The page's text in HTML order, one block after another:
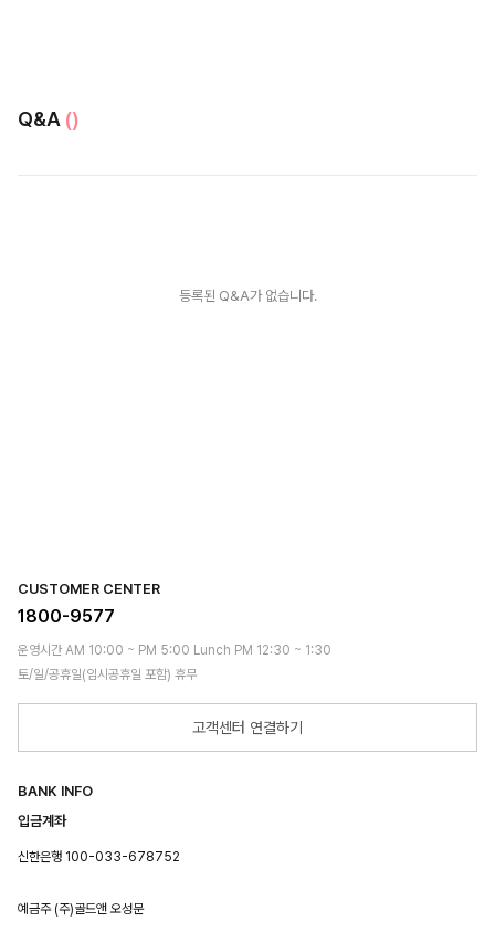
Q&A ()
등록된 Q&A가 없습니다.
CUSTOMER CENTER
1800-9577
운영시간 AM 10:00 ~ PM 5:00 Lunch PM 12:30 ~ 1:30
토/일/공휴일(임시공휴일 포함) 휴무
고객센터 연결하기
BANK INFO
입금계좌
신한은행 100-033-678752
예금주 (주)골드앤 오성문